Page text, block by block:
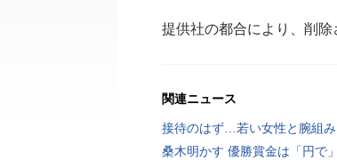
提供社の都合により、削除
関連ニュース
接待のはず…若い女性と腕組み
桑木明かす 優勝賞金は「円で」